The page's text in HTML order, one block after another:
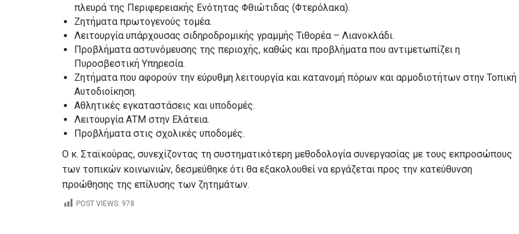
πλευρά της Περιφερειακής Ενότητας Φθιώτιδας (Φτερόλακα).
Ζητήματα πρωτογενούς τομέα.
Λειτουργία υπάρχουσας σιδηροδρομικής γραμμής Τιθορέα – Λιανοκλάδι.
Προβλήματα αστυνόμευσης της περιοχής, καθώς και προβλήματα που αντιμετωπίζει η
Πυροσβεστική Υπηρεσία.
Ζητήματα που αφορούν την εύρυθμη λειτουργία και κατανομή πόρων και αρμοδιοτήτων στην Τοπική
Αυτοδιοίκηση.
Αθλητικές εγκαταστάσεις και υποδομές.
Λειτουργία ΑΤΜ στην Ελάτεια.
Προβλήματα στις σχολικές υποδομές.
Ο κ. Σταϊκούρας, συνεχίζοντας τη συστηματικότερη μεθοδολογία συνεργασίας με τους εκπροσώπους
των τοπικών κοινωνιών, δεσμεύθηκε ότι θα εξακολουθεί να εργάζεται προς την κατεύθυνση
προώθησης της επίλυσης των ζητημάτων.
POST VIEWS: 978